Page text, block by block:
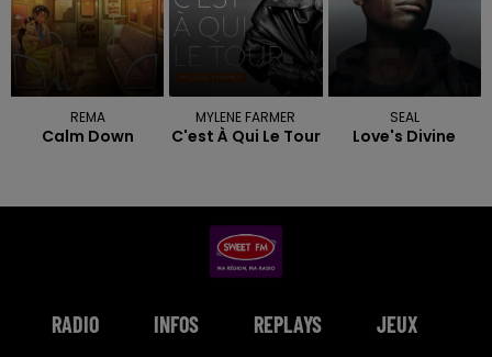
REMA
Calm Down
MYLENE FARMER
C'est À Qui Le Tour
SEAL
Love's Divine
RADIO INFOS REPLAYS JEUX